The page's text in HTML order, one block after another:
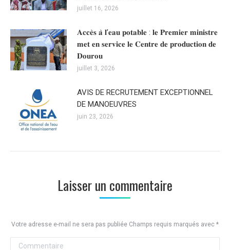
juillet 16, 2026
𝐀𝐜𝐜𝐞̀𝐬 𝐚̀ 𝐥’𝐞𝐚𝐮 𝐩𝐨𝐭𝐚𝐛𝐥𝐞 : 𝐥𝐞 𝐏𝐫𝐞𝐦𝐢𝐞𝐫 𝐦𝐢𝐧𝐢𝐬𝐭𝐫𝐞
𝐦𝐞𝐭 𝐞𝐧 𝐬𝐞𝐫𝐯𝐢𝐜𝐞 𝐥𝐞 𝐂𝐞𝐧𝐭𝐫𝐞 𝐝𝐞 𝐩𝐫𝐨𝐝𝐮𝐜𝐭𝐢𝐨𝐧 𝐝𝐞
𝐃𝐨𝐮𝐫𝐨𝐮
juillet 3, 2026
AVIS DE RECRUTEMENT EXCEPTIONNEL
DE MANOEUVRES
juin 23, 2026
Laisser un commentaire
Votre adresse e-mail ne sera pas publiée Champs requis marqués avec *
Commentaire